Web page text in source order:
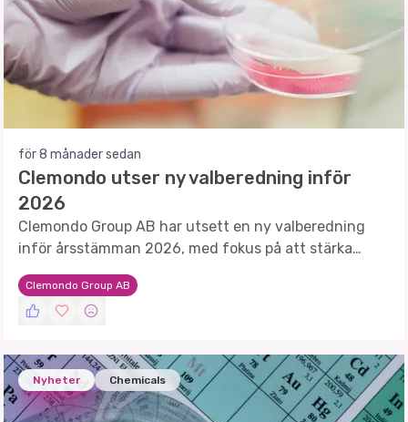
för 8 månader sedan
Clemondo utser ny valberedning inför
2026
Clemondo Group AB har utsett en ny valberedning
inför årsstämman 2026, med fokus på att stärka
bolagets framtida utveckling.
Clemondo Group AB
Nyheter Chemicals